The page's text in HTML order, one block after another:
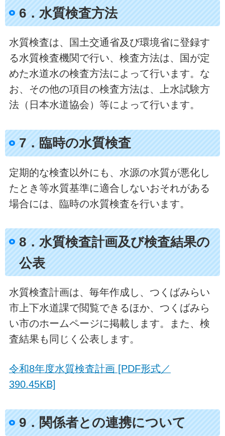
6．水質検査方法
水質検査は、国土交通省及び環境省に登録す
る水質検査機関で行い、検査方法は、国が定
めた水道水の検査方法によって行います。な
お、その他の項目の検査方法は、上水試験方
法（日本水道協会）等によって行います。
7．臨時の水質検査
定期的な検査以外にも、水源の水質が悪化し
たとき等水質基準に適合しないおそれがある
場合には、臨時の水質検査を行います。
8．水質検査計画及び検査結果の
公表
水質検査計画は、毎年作成し、つくばみらい
市上下水道課で閲覧できるほか、つくばみら
い市のホームページに掲載します。また、検
査結果も同じく公表します。
令和8年度水質検査計画 [PDF形式／
390.45KB]
9．関係者との連携について